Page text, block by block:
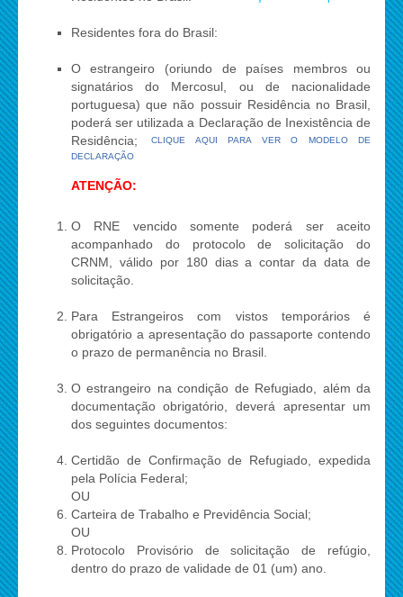
Residentes fora do Brasil:
O estrangeiro (oriundo de países membros ou
signatários do Mercosul, ou de nacionalidade
portuguesa) que não possuir Residência no Brasil,
poderá ser utilizada a Declaração de Inexistência de
Residência;
CLIQUE AQUI PARA VER O MODELO DE
DECLARAÇÃO
ATENÇÃO:
O RNE vencido somente poderá ser aceito
acompanhado do protocolo de solicitação do
CRNM, válido por 180 dias a contar da data de
solicitação.
Para Estrangeiros com vistos temporários é
obrigatório a apresentação do passaporte contendo
o prazo de permanência no Brasil.
O estrangeiro na condição de Refugiado, além da
documentação obrigatório, deverá apresentar um
dos seguintes documentos:
Certidão de Confirmação de Refugiado, expedida
pela Polícia Federal;
OU
Carteira de Trabalho e Previdência Social;
OU
Protocolo Provisório de solicitação de refúgio,
dentro do prazo de validade de 01 (um) ano.